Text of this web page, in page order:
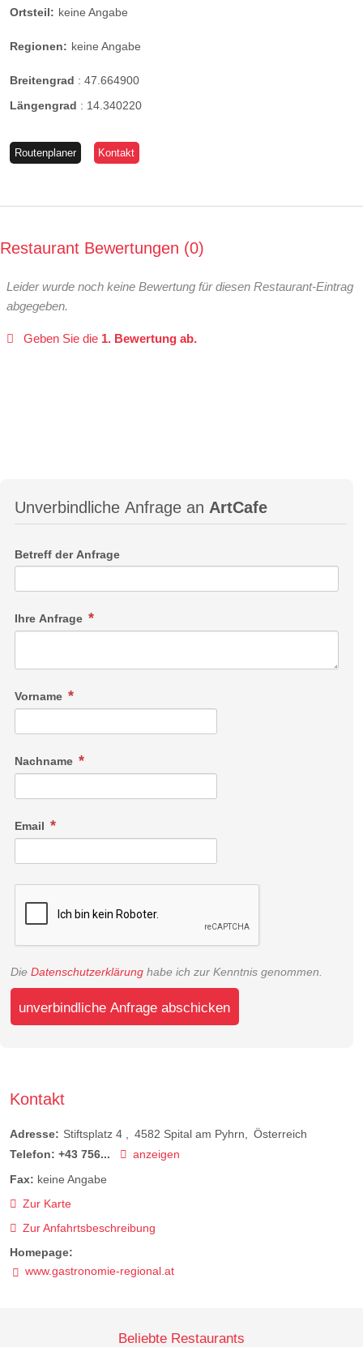
Ortsteil: keine Angabe
Regionen: keine Angabe
Breitengrad : 47.664900
Längengrad : 14.340220
Routenplaner Kontakt
Restaurant Bewertungen 0
Leider wurde noch keine Bewertung für diesen Restaurant-Eintrag
abgegeben.
Geben Sie die 1. Bewertung ab.
Unverbindliche Anfrage an ArtCafe
Betreff der Anfrage
Ihre Anfrage
Vorname
Nachname
Email
Die Datenschutzerklärung habe ich zur Kenntnis genommen.
unverbindliche Anfrage abschicken
Kontakt
Adresse: Stiftsplatz 4 4582 Spital am Pyhrn
Österreich
Telefon: +43 756...
anzeigen
Fax: keine Angabe
Zur Karte
Zur Anfahrtsbeschreibung
Homepage:
www.gastronomie-regional.at
Beliebte Restaurants